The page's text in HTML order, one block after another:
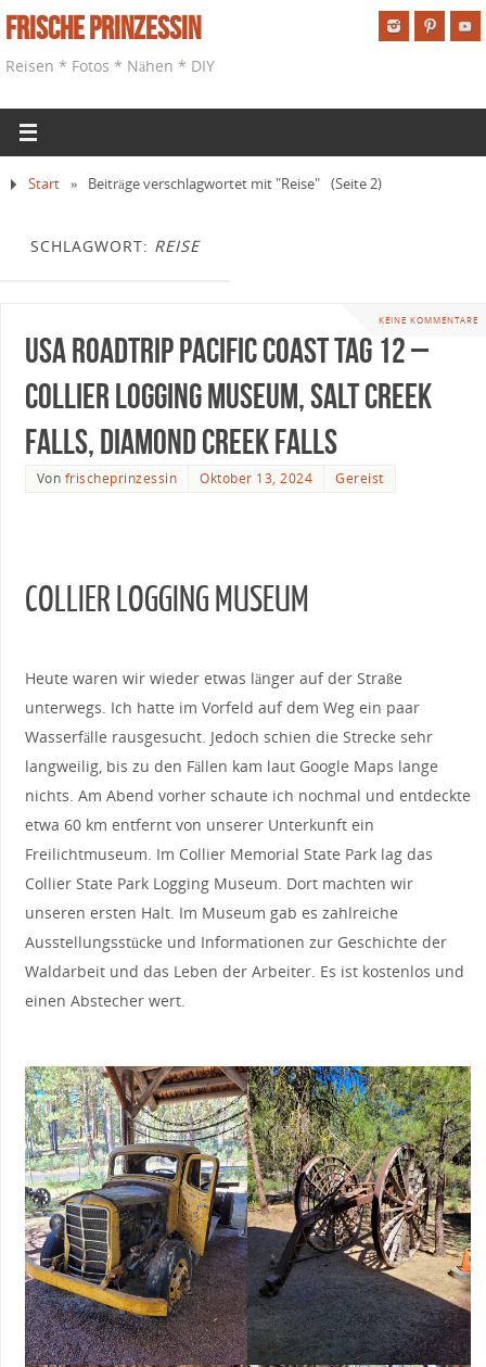
Frische Prinzessin
Reisen * Fotos * Nähen * DIY
Start » Beiträge verschlagwortet mit "Reise" (Seite 2)
SCHLAGWORT: REISE
KEINE KOMMENTARE
USA Roadtrip Pacific Coast Tag 12 –
Collier Logging Museum, Salt Creek
Falls, Diamond Creek Falls
Von frischeprinzessin Oktober 13, 2024 Gereist
COLLIER LOGGING MUSEUM
Heute waren wir wieder etwas länger auf der Straße
unterwegs. Ich hatte im Vorfeld auf dem Weg ein paar
Wasserfälle rausgesucht. Jedoch schien die Strecke sehr
langweilig, bis zu den Fällen kam laut Google Maps lange
nichts. Am Abend vorher schaute ich nochmal und entdeckte
etwa 60 km entfernt von unserer Unterkunft ein
Freilichtmuseum. Im Collier Memorial State Park lag das
Collier State Park Logging Museum. Dort machten wir
unseren ersten Halt. Im Museum gab es zahlreiche
Ausstellungsstücke und Informationen zur Geschichte der
Waldarbeit und das Leben der Arbeiter. Es ist kostenlos und
einen Abstecher wert.